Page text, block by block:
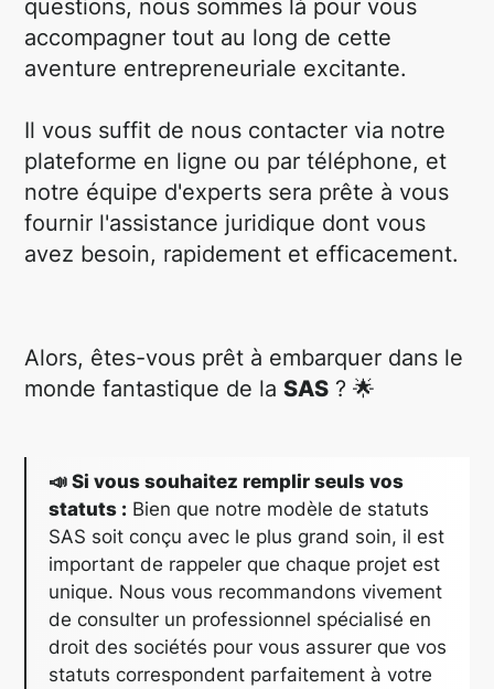
questions, nous sommes là pour vous
accompagner tout au long de cette
aventure entrepreneuriale excitante.
Il vous suffit de nous contacter via notre
plateforme en ligne ou par téléphone, et
notre équipe d'experts sera prête à vous
fournir l'assistance juridique dont vous
avez besoin, rapidement et efficacement.
Alors, êtes-vous prêt à embarquer dans le
monde fantastique de laSAS ? 🌟
📣 Si vous souhaitez remplir seuls vos
statuts : Bien que notre modèle de statuts
SAS soit conçu avec le plus grand soin, il est
important de rappeler que chaque projet est
unique. Nous vous recommandons vivement
de consulter un professionnel spécialisé en
droit des sociétés pour vous assurer que vos
statuts correspondent parfaitement à votre